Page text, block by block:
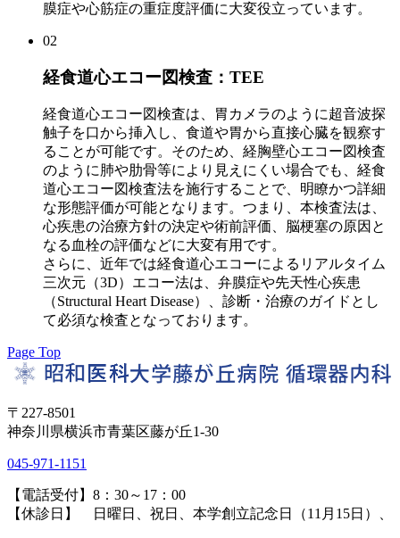
膜症や心筋症の重症度評価に大変役立っています。
02
経食道心エコー図検査：TEE
経食道心エコー図検査は、胃カメラのように超音波探
触子を口から挿入し、食道や胃から直接心臓を観察す
ることが可能です。そのため、経胸壁心エコー図検査
のように肺や肋骨等により見えにくい場合でも、経食
道心エコー図検査法を施行することで、明瞭かつ詳細
な形態評価が可能となります。つまり、本検査法は、
心疾患の治療方針の決定や術前評価、脳梗塞の原因と
なる血栓の評価などに大変有用です。
さらに、近年では経食道心エコーによるリアルタイム
三次元（3D）エコー法は、弁膜症や先天性心疾患
（Structural Heart Disease）、診断・治療のガイドとし
て必須な検査となっております。
Page Top
〒227-8501
神奈川県横浜市青葉区藤が丘1-30
045-971-1151
【電話受付】8：30～17：00
【休診日】 日曜日、祝日、本学創立記念日（11月15日）、